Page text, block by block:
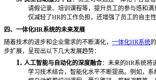
请假记录、培训课程等，提升员工的参与感和
仅减轻了HR的工作负担，还增强了员工的自主性
四、一体化HR系统的未来发展
随着技术的进步和企业需求的不断演化， 一体化HR系统
步扩展，呈现出以下几大发展趋势：
1. 人工智能与自动化的深度融合：未来的HR系统将
学习技术结合，智能化水平不断提高。例如，